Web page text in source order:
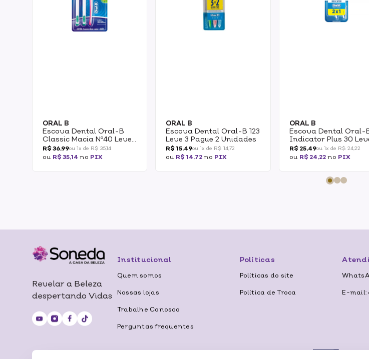
ORAL B
Escova Dental Oral-B
Classic Macia Nº40 Leve
3 Pague 2
R$ 36,99ou 1x de R$ 35,14
ou R$ 35,14 no PIX
ORAL B
Escova Dental Oral-B 123
Leve 3 Pague 2 Unidades
R$ 15,49ou 1x de R$ 14,72
ou R$ 14,72 no PIX
ORAL B
Escova Dental Oral-
Indicator Plus 30
Pague 1
R$ 25,49ou 1x de R$ 24,22
ou R$ 24,22no PIX
Revelar a Beleza
despertando Vidas
Institucional
Quem somos
Nossas lojas
Trabalhe Conosco
Perguntas frequentes
Políticas
Políticas do site
Política de Troca E-mail: